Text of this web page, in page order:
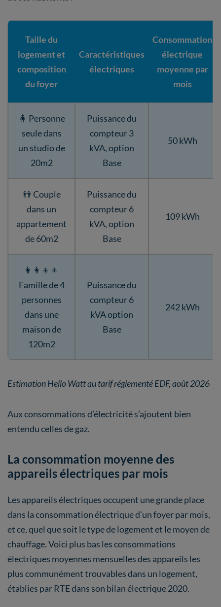
Taille du
logement et
composition
du foyer
Caractéristiques
électriques
Consommation
électrique
moyenne par
mois
🧍 Personne
seule dans
un studio de
20m2
Puissance du
compteur 3
kVA, option
Base
50 kWh
👬 Couple
dans un
appartement
de 60m2
Puissance du
compteur 6
kVA, option
Base
109 kWh
👩‍👩‍👦‍👦
Famille de 4
personnes
dans une
maison de
120m2
Puissance du
compteur 6
kVA option
Base
242 kWh
Estimation Hello Watt au tarif réglementé EDF, août 2026
Aux consommations d’électricité s’ajoutent bien
entendu celles de gaz.
La consommation moyenne des
appareils électriques par mois
Les appareils électriques occupent une grande place
dans la consommation électrique d’un foyer par mois,
et ce, quel que soit le type de logement et le moyen de
chauffage. Voici plus bas les consommations
électriques moyennes mensuelles des appareils les
plus communément trouvables dans un logement,
établies par RTE dans son bilan électrique 2020.